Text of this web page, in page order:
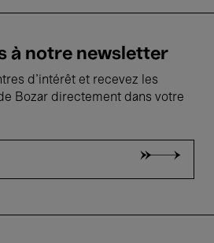
à notre newsletter
d'intérêt et recevez les
Bozar directement dans votre